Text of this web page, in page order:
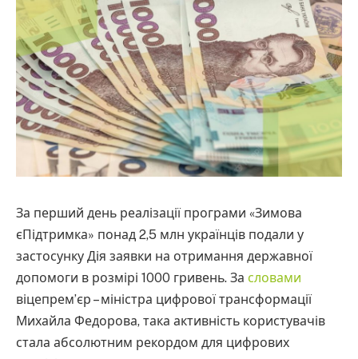
За перший день реалізації програми «Зимова
єПідтримка» понад 2,5 млн українців подали у
застосунку Дія заявки на отримання державної
допомоги в розмірі 1000 гривень. За словами
віцепрем’єр – міністра цифрової трансформації
Михайла Федорова, така активність користувачів
стала абсолютним рекордом для цифрових